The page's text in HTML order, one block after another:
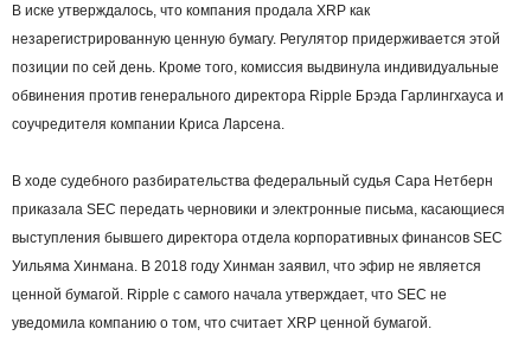
В иске утверждалось, что компания продала XRP как
незарегистрированную ценную бумагу. Регулятор придерживается этой
позиции по сей день. Кроме того, комиссия выдвинула индивидуальные
обвинения против генерального директора Ripple Брэда Гарлингхауса и
соучредителя компании Криса Ларсена.
В ходе судебного разбирательства федеральный судья Сара Нетберн
приказала SEC передать черновики и электронные письма, касающиеся
выступления бывшего директора отдела корпоративных финансов SEC
Уильяма Хинмана. В 2018 году Хинман заявил, что эфир не является
ценной бумагой. Ripple с самого начала утверждает, что SEC не
уведомила компанию о том, что считает XRP ценной бумагой.